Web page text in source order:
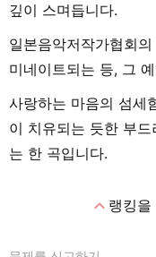
깊이 스며듭니다.
일본음악저작가협회의
미네이트되는 등, 그
사랑하는 마음의 섬세
이 치유되는 듯한 부
는 한 곡입니다.
expand_less랭킹을